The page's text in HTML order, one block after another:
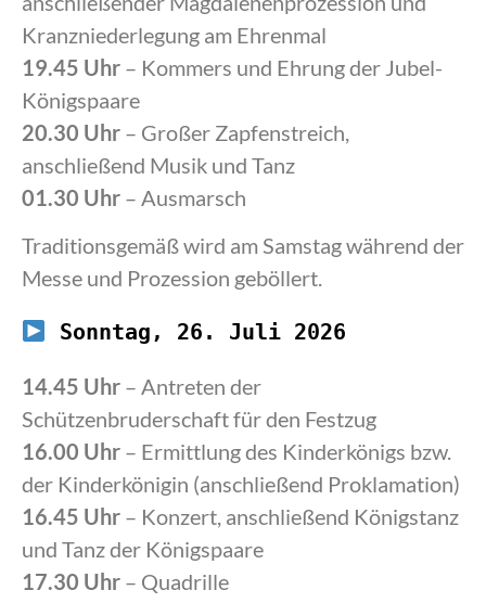
Kranzniederlegung am Ehrenmal
19.45 Uhr – Kommers und Ehrung der Jubel-
Königspaare
20.30 Uhr – Großer Zapfenstreich,
anschließend Musik und Tanz
01.30 Uhr – Ausmarsch
Traditionsgemäß wird am Samstag während der
Messe und Prozession geböllert.
Sonntag, 26. Juli 2026
14.45 Uhr – Antreten der
Schützenbruderschaft für den Festzug
16.00 Uhr – Ermittlung des Kinderkönigs bzw.
der Kinderkönigin (anschließend Proklamation)
16.45 Uhr – Konzert, anschließend Königstanz
und Tanz der Königspaare
17.30 Uhr – Quadrille